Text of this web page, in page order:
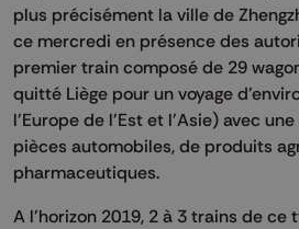
plus précisément la ville de
ce mercredi en présence des
premier train composé de 29
quitté Liège pour un voyage
l'Europe de l'Est et l'Asie) avec
pièces automobiles, de produits
pharmaceutiques.
A l'horizon 2019, 2 à 3 trains de